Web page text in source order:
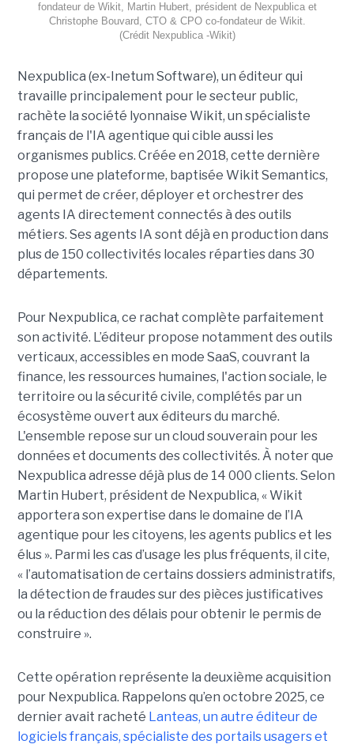
fondateur de Wikit, Martin Hubert, président de Nexpublica et
Christophe Bouvard, CTO & CPO co-fondateur de Wikit.
(Crédit Nexpublica -Wikit)
Nexpublica (ex-Inetum Software), un éditeur qui
travaille principalement pour le secteur public,
rachète la société lyonnaise Wikit, un spécialiste
français de l'IA agentique qui cible aussi les
organismes publics. Créée en 2018, cette dernière
propose une plateforme, baptisée Wikit Semantics,
qui permet de créer, déployer et orchestrer des
agents IA directement connectés à des outils
métiers. Ses agents IA sont déjà en production dans
plus de 150 collectivités locales réparties dans 30
départements.
Pour Nexpublica, ce rachat complète parfaitement
son activité. L’éditeur propose notamment des outils
verticaux, accessibles en mode SaaS, couvrant la
finance, les ressources humaines, l'action sociale, le
territoire ou la sécurité civile, complétés par un
écosystème ouvert aux éditeurs du marché.
L'ensemble repose sur un cloud souverain pour les
données et documents des collectivités. À noter que
Nexpublica adresse déjà plus de 14 000 clients. Selon
Martin Hubert, président de Nexpublica, « Wikit
apportera son expertise dans le domaine de l’IA
agentique pour les citoyens, les agents publics et les
élus ». Parmi les cas d’usage les plus fréquents, il cite,
« l’automatisation de certains dossiers administratifs,
la détection de fraudes sur des pièces justificatives
ou la réduction des délais pour obtenir le permis de
construire ».
Cette opération représente la deuxième acquisition
pour Nexpublica. Rappelons qu’en octobre 2025, ce
dernier avait racheté Lanteas, un autre éditeur de
logiciels français, spécialiste des portails usagers et